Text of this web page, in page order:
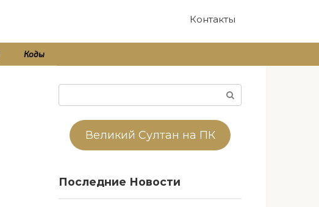
Контакты
Коды
Великий Султан на ПК
Последние Новости